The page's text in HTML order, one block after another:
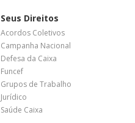
Seus Direitos
Acordos Coletivos
Campanha Nacional
Defesa da Caixa
Funcef
Grupos de Trabalho
Jurídico
Saúde Caixa